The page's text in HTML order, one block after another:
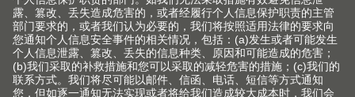
相信您对此也会非常感兴趣